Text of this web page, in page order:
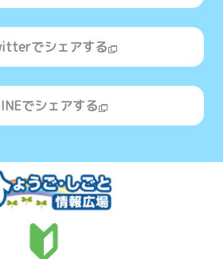
でシェアする
でシェアする